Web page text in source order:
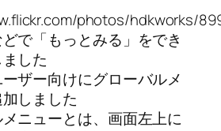
photos/hdkworks/
で「もっとみる」をでき
した
ザー向けにグローバルメ
しました
ニューとは、画面左上に